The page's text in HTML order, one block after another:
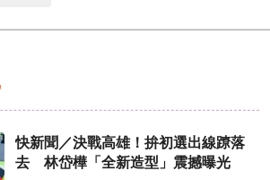
快新聞／決戰高雄！拚初選出線蹽落
去 林岱樺「全新造型」震撼曝光